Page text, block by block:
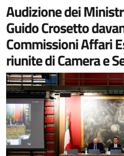
Audizione dei
Guido Crosetto
Commissioni Affari
riunite di Camera e